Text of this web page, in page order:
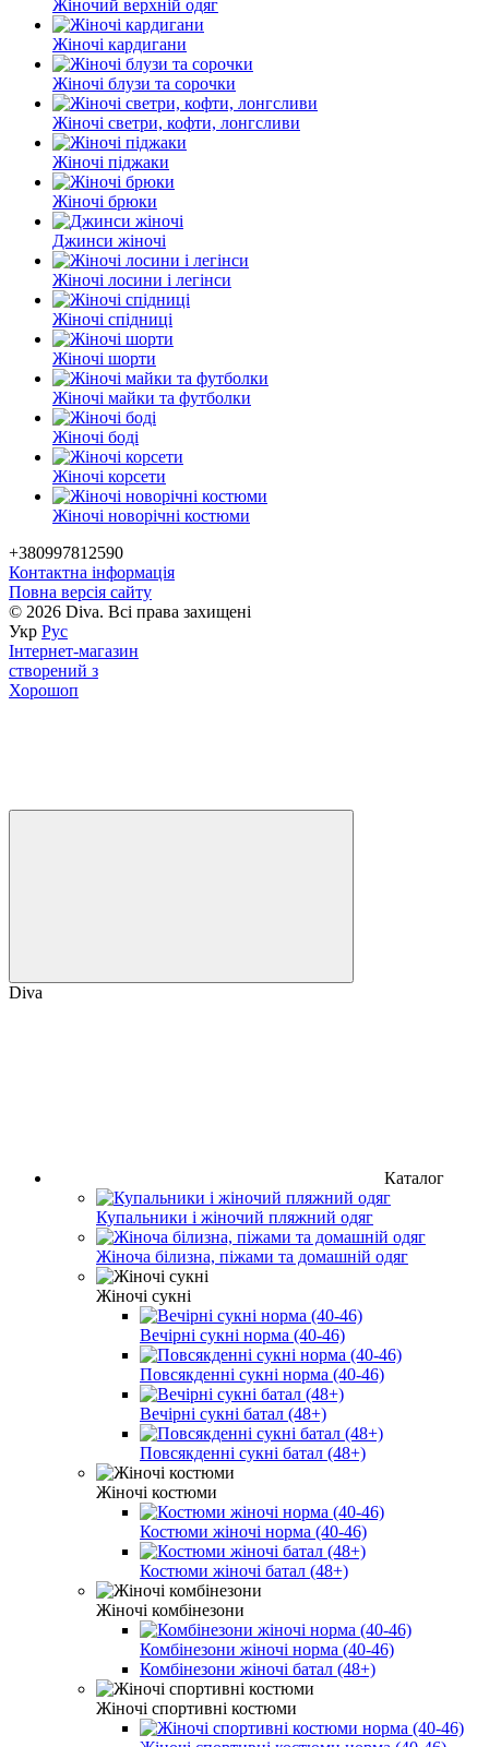
Жіночий верхній одяг
Жіночі кардигани
Жіночі блузи та сорочки
Жіночі светри, кофти, лонгсливи
Жіночі піджаки
Жіночі брюки
Джинси жіночі
Жіночі лосини і легінси
Жіночі спідниці
Жіночі шорти
Жіночі майки та футболки
Жіночі боді
Жіночі корсети
Жіночі новорічні костюми
+380997812590
Контактна інформація
Повна версія сайту
© 2026 Diva. Всі права захищені
Укр Рус
Інтернет-магазин
створений з
Хорошоп
Diva
Каталог
Купальники і жіночий пляжний одяг
Жіноча білизна, піжами та домашній одяг
Жіночі сукні
Вечірні сукні норма (40-46)
Повсякденні сукні норма (40-46)
Вечірні сукні батал (48+)
Повсякденні сукні батал (48+)
Жіночі костюми
Костюми жіночі норма (40-46)
Костюми жіночі батал (48+)
Жіночі комбінезони
Комбінезони жіночі норма (40-46)
Комбінезони жіночі батал (48+)
Жіночі спортивні костюми